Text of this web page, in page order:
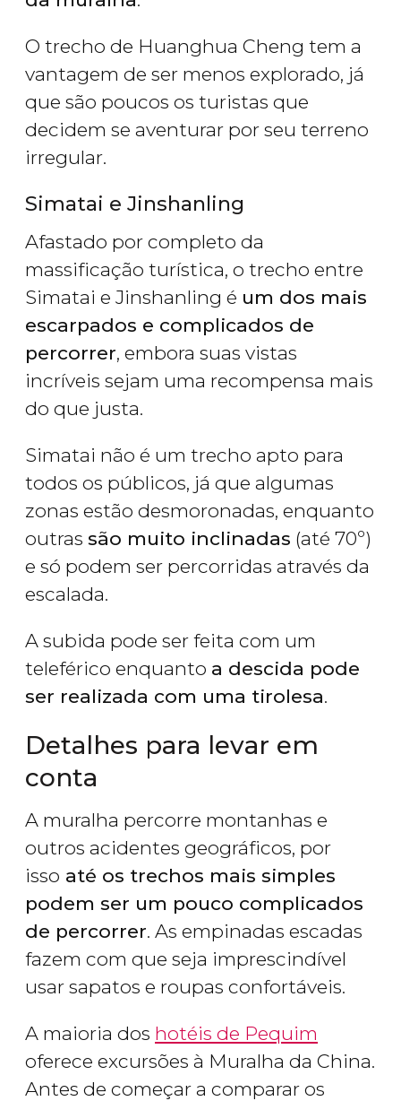
O trecho de Huanghua Cheng tem a
vantagem de ser menos explorado, já
que são poucos os turistas que
decidem se aventurar por seu terreno
irregular.
Simatai e Jinshanling
Afastado por completo da
massificação turística, o trecho entre
Simatai e Jinshanling é um dos mais
escarpados e complicados de
percorrer, embora suas vistas
incríveis sejam uma recompensa mais
do que justa.
Simatai não é um trecho apto para
todos os públicos, já que algumas
zonas estão desmoronadas, enquanto
outras são muito inclinadas (até 70º)
e só podem ser percorridas através da
escalada.
A subida pode ser feita com um
teleférico enquanto a descida pode
ser realizada com uma tirolesa.
Detalhes para levar em
conta
A muralha percorre montanhas e
outros acidentes geográficos, por
isso até os trechos mais simples
podem ser um pouco complicados
de percorrer. As empinadas escadas
fazem com que seja imprescindível
usar sapatos e roupas confortáveis.
A maioria dos hotéis de Pequim
oferece excursões à Muralha da China.
Antes de começar a comparar os